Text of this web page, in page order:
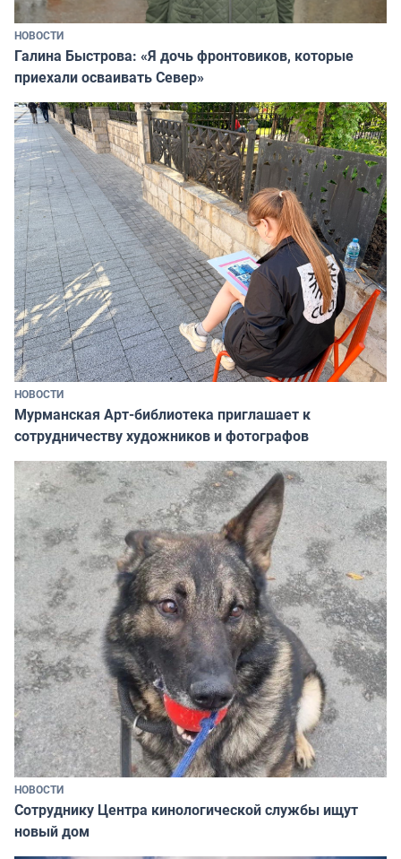
НОВОСТИ
Галина Быстрова: «Я дочь фронтовиков, которые
приехали осваивать Север»
НОВОСТИ
Мурманская Арт-библиотека приглашает к
сотрудничеству художников и фотографов
НОВОСТИ
Сотруднику Центра кинологической службы ищут
новый дом